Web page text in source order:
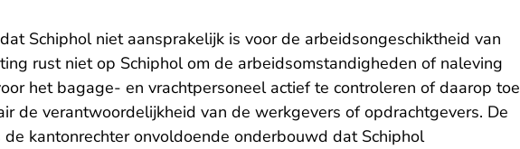
Schiphol niet aansprakelijk is voor de arbeidsongeschiktheid van
rust niet op Schiphol om de arbeidsomstandigheden of naleving
het bagage- en vrachtpersoneel actief te controleren of daarop toe
de verantwoordelijkheid van de werkgevers of opdrachtgevers. De
kantonrechter onvoldoende onderbouwd dat Schiphol